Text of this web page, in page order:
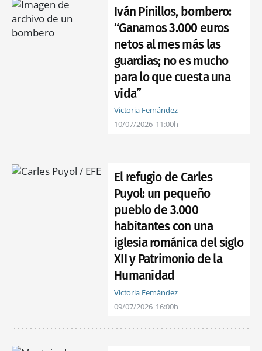
Iván Pinillos, bombero:
“Ganamos 3.000 euros
netos al mes más las
guardias; no es mucho
para lo que cuesta una
vida”
Victoria Fernández
10/07/2026 11:00h
El refugio de Carles
Puyol: un pequeño
pueblo de 3.000
habitantes con una
iglesia románica del siglo
XII y Patrimonio de la
Humanidad
Victoria Fernández
09/07/2026 16:00h